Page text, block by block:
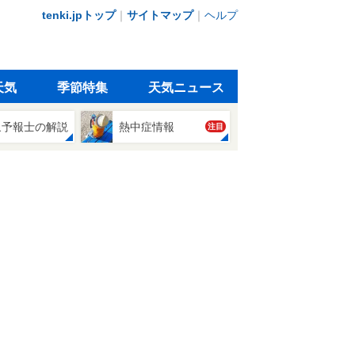
tenki.jpトップ｜ サイトマップ｜ ヘルプ
気 季節特集 天気ニュース
報士の解説 熱中症情報 注目